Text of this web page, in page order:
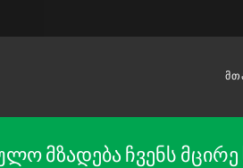
მზადება ჩვენს მცირე